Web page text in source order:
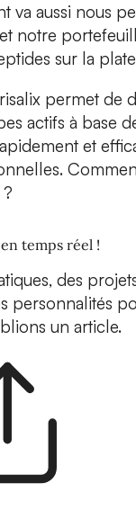
va aussi nous
notre
sur la
permet de
actifs à base
et
temps réel !
des
personnalités
un article.